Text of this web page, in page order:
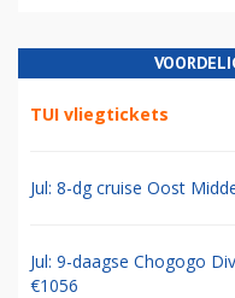
TUI vliegtickets
Jul: 8-dg cruise Oost
Jul: 9-daagse Chogogo
€1056